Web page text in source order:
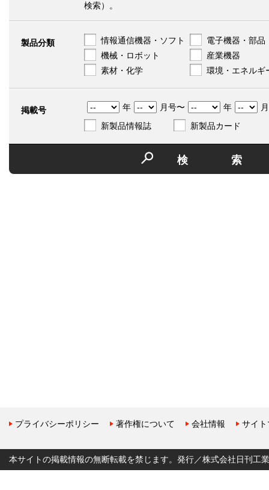
検索）。
製品分類 情報通信機器・ソフト
電子機器・部品
機械・ロボット
産業機器
素材・化学
環境・エネルギ
掲載号 年 月号〜 年
新製品情報誌
新製品カード
検
プライバシーポリシー 著作権について 会社情報 サイ
本サイトの掲載情報の無断転載を禁じます。発行／株式会社日刊